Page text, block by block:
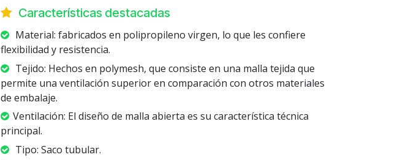
Características destacadas
Material: fabricados en polipropileno virgen, lo que les confiere
flexibilidad y resistencia.
Tejido: Hechos en polymesh, que consiste en una malla tejida que
permite una ventilación superior en comparación con otros materiales
de embalaje.
Ventilación: El diseño de malla abierta es su característica técnica
principal.
Tipo: Saco tubular.